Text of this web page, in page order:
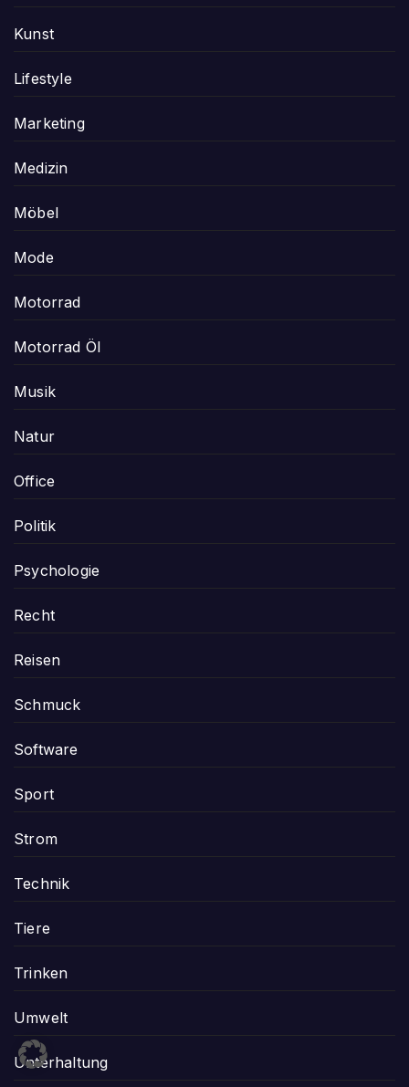
Kunst
Lifestyle
Marketing
Medizin
Möbel
Mode
Motorrad
Motorrad Öl
Musik
Natur
Office
Politik
Psychologie
Recht
Reisen
Schmuck
Software
Sport
Strom
Technik
Tiere
Trinken
Umwelt
Unterhaltung